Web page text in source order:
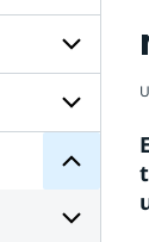
för
Om
klimat
Undersidor
för
Klimatet
då
och
Månadens
väder
vatten
i